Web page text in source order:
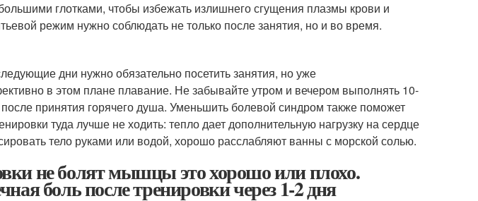
глотками, чтобы избежать излишнего сгущения плазмы крови и
режим нужно соблюдать не только после занятия, но и во время.
дни нужно обязательно посетить занятия, но уже
в этом плане плавание. Не забывайте утром и вечером выполнять 10-
принятия горячего душа. Уменьшить болевой синдром также поможет
туда лучше не ходить: тепло дает дополнительную нагрузку на сердце
тело руками или водой, хорошо расслабляют ванны с морской солью.
не болят мышцы это хорошо или плохо.
боль после тренировки через 1-2 дня